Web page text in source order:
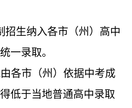
招生纳入各市（州）高中
一录取。
各市（州）依据中考成
低于当地普通高中录取